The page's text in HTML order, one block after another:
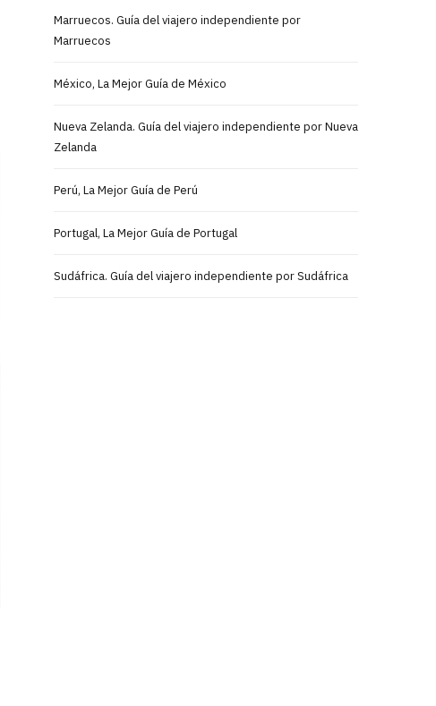
Marruecos. Guía del viajero independiente por
Marruecos
México, La Mejor Guía de México
Nueva Zelanda. Guía del viajero independiente por Nueva
Zelanda
Perú, La Mejor Guía de Perú
Portugal, La Mejor Guía de Portugal
Sudáfrica. Guía del viajero independiente por Sudáfrica